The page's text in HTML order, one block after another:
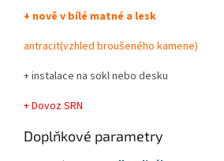
+ nově v bílé matné a lesk
antracit(vzhled broušeného kamene)
+ instalace na sokl nebo desku
+ Dovoz SRN
Doplňkové parametry